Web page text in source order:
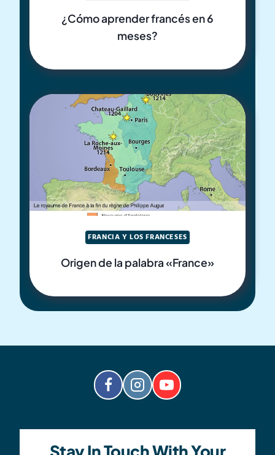
¿Cómo aprender francés en 6
meses?
FRANCIA Y LOS FRANCESES
Origen de la palabra «France»
Stay In Touch With Your